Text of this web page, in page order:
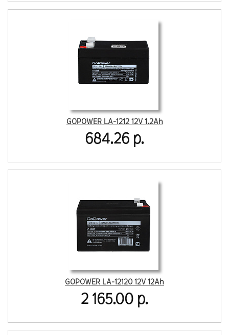
GOPOWER LA-1212 12V 1.2Ah
684.26 р.
GOPOWER LA-12120 12V 12Ah
2 165.00 р.